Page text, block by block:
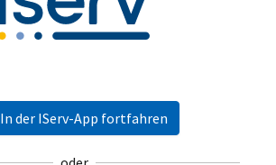
In der IServ-App fortfahren